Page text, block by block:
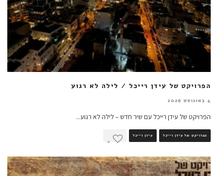
הפרויקט של עידן רייכל / לילה לא רגוע
4 באוגוסט 2026
הפרויקט של עידן רייכל עם שיר חדש – לילה לא רגוע...
הפרויקט של עידן רייכל עידן רייכל
0